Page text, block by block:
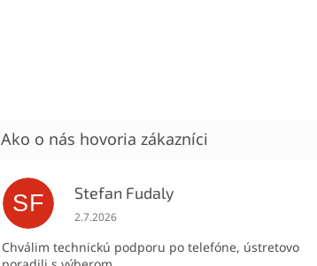
SF Stefan Fudaly
Hodnotenie obchodu je 5 z 5 hviezdičiek.
2.7.2026
Chválim technickú podporu po telefóne, ústretovo